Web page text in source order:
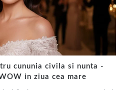
cununia civila si nunta -
in ziua cea mare